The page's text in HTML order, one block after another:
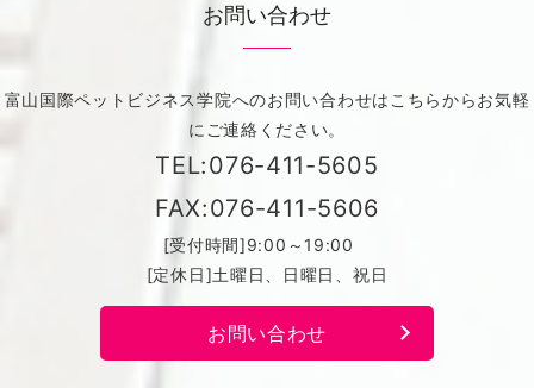
お問い合わせ
富山国際ペットビジネス学院へのお問い合わせはこちらからお気軽
にご連絡ください。
TEL:076-411-5605
FAX:076-411-5606
[受付時間]9:00～19:00
[定休日]土曜日、日曜日、祝日
お問い合わせ